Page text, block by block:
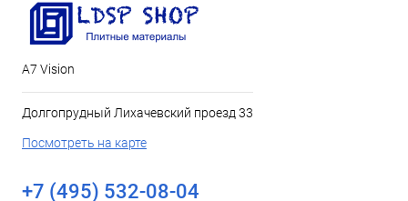
А7 Vision
Долгопрудный Лихачевский проезд 33
Посмотреть на карте
+7 (495) 532-08-04